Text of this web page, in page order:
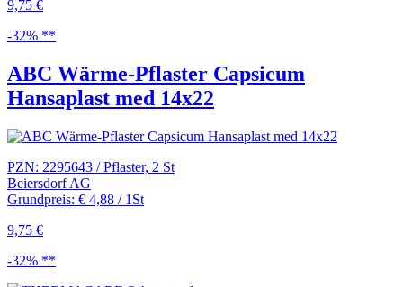
9,75 €
-32% **
ABC Wärme-Pflaster Capsicum
Hansaplast med 14x22
PZN: 2295643 / Pflaster, 2 St
Beiersdorf AG
Grundpreis: € 4,88 / 1St
9,75 €
-32% **